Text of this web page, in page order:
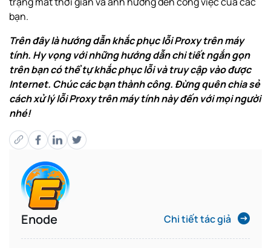
bạn.
Trên đây là hướng dẫn khắc phục lỗi Proxy trên máy
tính. Hy vọng với những hướng dẫn chi tiết ngắn gọn
trên bạn có thể tự khắc phục lỗi và truy cập vào được
Internet. Chúc các bạn thành công. Đừng quên chia sẻ
cách xử lý lỗi Proxy trên máy tính này đến với mọi người
nhé!
Enode Chi tiết tác giả